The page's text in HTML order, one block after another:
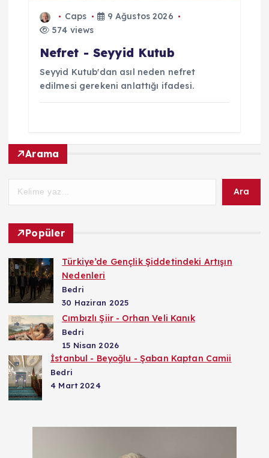
Caps
9 Ağustos 2026
574 views
Nefret - Seyyid Kutub
Seyyid Kutub'dan asıl neden nefret
edilmesi gerekeni anlattığı ifadesi.
Arama
Ara
Popüler
Türkiye’de Gençlik Şiddetindeki Artışın
Nedenleri
Bedri
30 Haziran 2025
Cımbızlı Şiir - Orhan Veli Kanık
Bedri
15 Nisan 2026
İstanbul - Beyoğlu - Şaban Kaptan Camii
Bedri
4 Mart 2024